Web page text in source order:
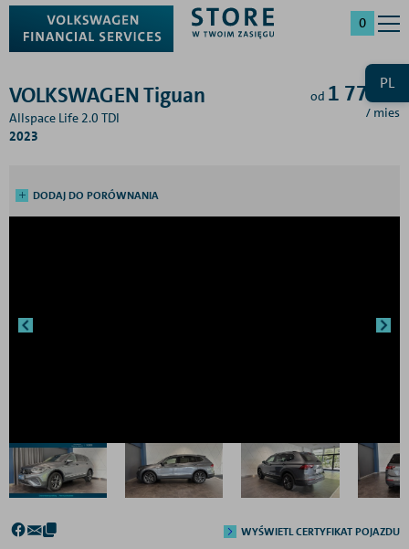
PL
0
VOLKSWAGEN Tiguan
Allspace Life 2.0 TDI
2023
od 1 778 zł
/ mies
DODAJ DO PORÓWNANIA
WYŚWIETL CERTYFIKAT POJAZDU